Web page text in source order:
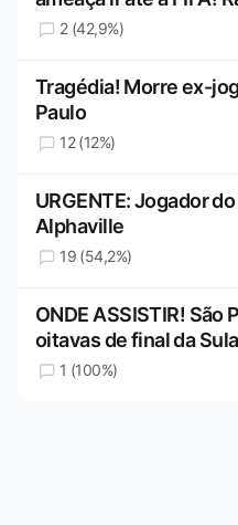
2 (42,9%)
Tragédia! Morre ex-
Paulo
12 (12%)
URGENTE: Jogador
Alphaville
19 (54,2%)
ONDE ASSISTIR!
oitavas de final da
1 (100%)